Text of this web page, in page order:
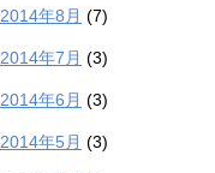
2014年8月 (7)
2014年7月 (3)
2014年6月 (3)
2014年5月 (3)